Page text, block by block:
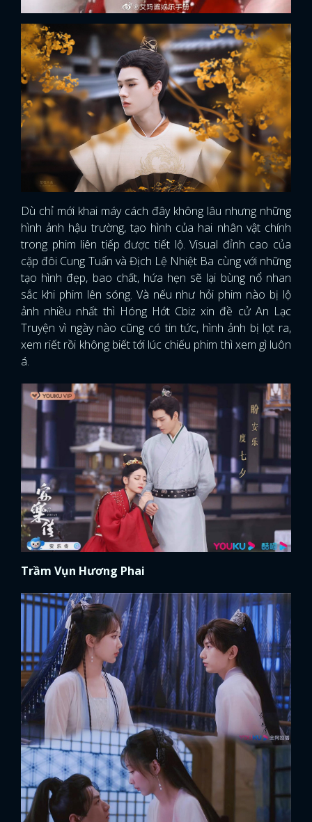
Dù chỉ mới khai máy cách đây không lâu nhưng những
hình ảnh hậu trường, tạo hình của hai nhân vật chính
trong phim liên tiếp được tiết lộ. Visual đỉnh cao của
cặp đôi Cung Tuấn và Địch Lệ Nhiệt Ba cùng với những
tạo hình đẹp, bao chất, hứa hẹn sẽ lại bùng nổ nhan
sắc khi phim lên sóng. Và nếu như hỏi phim nào bị lộ
ảnh nhiều nhất thì Hóng Hớt Cbiz xin đề cử An Lạc
Truyện vì ngày nào cũng có tin tức, hình ảnh bị lọt ra,
xem riết rồi không biết tới lúc chiếu phim thì xem gì luôn
á.
Trầm Vụn Hương Phai